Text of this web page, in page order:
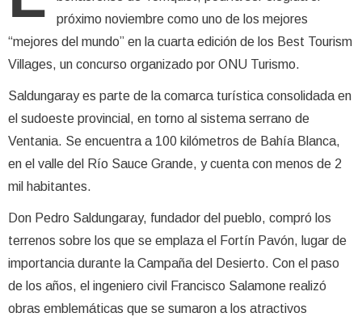
próximo noviembre como uno de los mejores
“mejores del mundo” en la cuarta edición de los Best Tourism
Villages, un concurso organizado por ONU Turismo.
Saldungaray es parte de la comarca turística consolidada en
el sudoeste provincial, en torno al sistema serrano de
Ventania. Se encuentra a 100 kilómetros de Bahía Blanca,
en el valle del Río Sauce Grande, y cuenta con menos de 2
mil habitantes.
Don Pedro Saldungaray, fundador del pueblo, compró los
terrenos sobre los que se emplaza el Fortín Pavón, lugar de
importancia durante la Campaña del Desierto. Con el paso
de los años, el ingeniero civil Francisco Salamone realizó
obras emblemáticas que se sumaron a los atractivos